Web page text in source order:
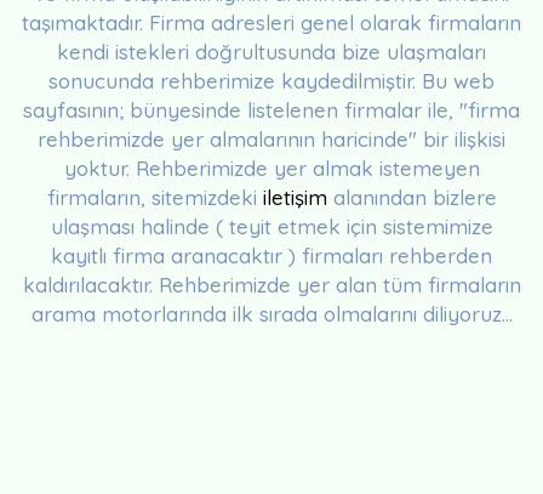
taşımaktadır. Firma adresleri genel olarak firmaların
kendi istekleri doğrultusunda bize ulaşmaları
sonucunda rehberimize kaydedilmiştir. Bu web
sayfasının; bünyesinde listelenen firmalar ile, "firma
rehberimizde yer almalarının haricinde" bir ilişkisi
yoktur. Rehberimizde yer almak istemeyen
firmaların, sitemizdeki iletişim alanından bizlere
ulaşması halinde ( teyit etmek için sistemimize
kayıtlı firma aranacaktır ) firmaları rehberden
kaldırılacaktır. Rehberimizde yer alan tüm firmaların
arama motorlarında ilk sırada olmalarını diliyoruz...